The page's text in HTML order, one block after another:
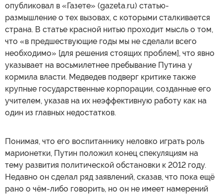
опубликовал в «Газете» (gazeta.ru) статью-
размышление о тех вызовах, с которыми сталкивается
страна. В статье красной нитью проходит мысль о том,
что «в предшествующие годы мы не сделали всего
необходимо» [для решения стоящих проблем], что явно
указывает на восьмилетнее пребывание Путина у
кормила власти. Медведев подверг критике также
крупные государственные корпорации, созданные его
учителем, указав на их неэффективную работу как на
один из главных недостатков.
Понимая, что его воспитаннику неловко играть роль
марионетки, Путин положил конец спекуляциям на
тему развития политической обстановки к 2012 году.
Недавно он сделал ряд заявлений, сказав, что пока ещё
рано о чём-либо говорить, но он не имеет намерений